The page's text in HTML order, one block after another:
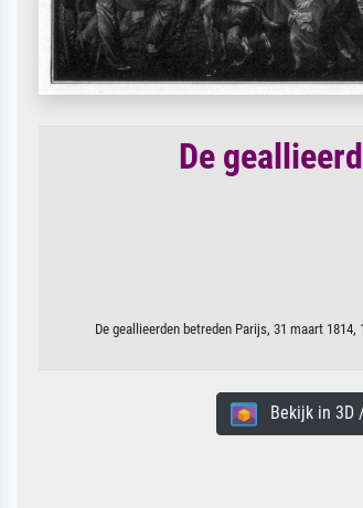
De
De geallieerden betreden Parijs, 31 maart
Bekijk in 3D